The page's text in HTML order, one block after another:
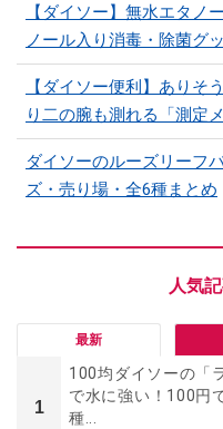
【ダイソー】無水エタノ
ノール入り消毒・除菌グ
【ダイソー便利】ありそ
り二の腕も測れる「測定
ダイソーのルーズリーフ
ズ・売り場・全6種まとめ
最新
1
100均ダイソーの「
で水に強い！100円
種...